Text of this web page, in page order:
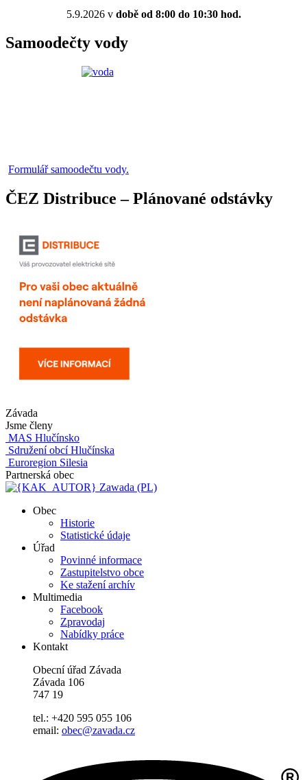
5.9.2026 vdobě od 8:00 do 10:30 hod.
Samoodečty vody
Formulář samoodečtu vody.
ČEZ Distribuce – Plánované odstávky
Závada
Jsme členy
MAS Hlučínsko
Sdružení obcí Hlučínska
Euroregion Silesia
Partnerská obec
Zawada (PL)
Obec
Historie
Statistické údaje
Úřad
Povinné informace
Zastupitelstvo obce
Ke stažení archív
Multimedia
Facebook
Zpravodaj
Nabídky práce
Kontakt
Obecní úřad Závada
Závada 106
747 19
tel.: +420 595 055 106
email: obec@zavada.cz